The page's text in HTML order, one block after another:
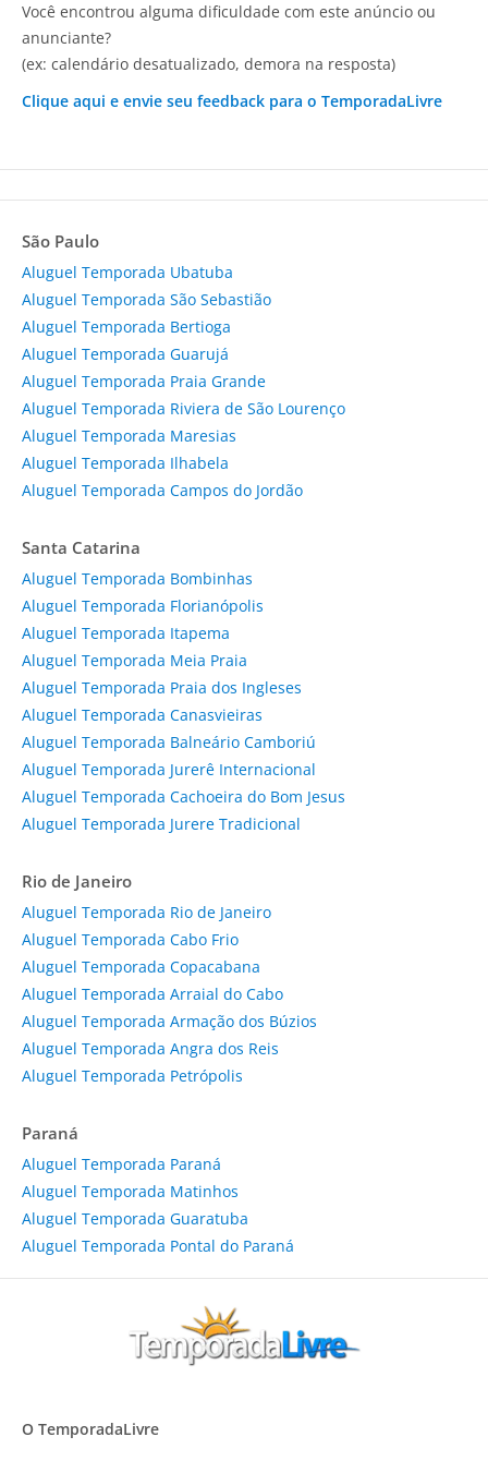
Você encontrou alguma dificuldade com este anúncio ou
anunciante?
(ex: calendário desatualizado, demora na resposta)
Clique aqui e envie seu feedback para o TemporadaLivre
São Paulo
Aluguel Temporada Ubatuba
Aluguel Temporada São Sebastião
Aluguel Temporada Bertioga
Aluguel Temporada Guarujá
Aluguel Temporada Praia Grande
Aluguel Temporada Riviera de São Lourenço
Aluguel Temporada Maresias
Aluguel Temporada Ilhabela
Aluguel Temporada Campos do Jordão
Santa Catarina
Aluguel Temporada Bombinhas
Aluguel Temporada Florianópolis
Aluguel Temporada Itapema
Aluguel Temporada Meia Praia
Aluguel Temporada Praia dos Ingleses
Aluguel Temporada Canasvieiras
Aluguel Temporada Balneário Camboriú
Aluguel Temporada Jurerê Internacional
Aluguel Temporada Cachoeira do Bom Jesus
Aluguel Temporada Jurere Tradicional
Rio de Janeiro
Aluguel Temporada Rio de Janeiro
Aluguel Temporada Cabo Frio
Aluguel Temporada Copacabana
Aluguel Temporada Arraial do Cabo
Aluguel Temporada Armação dos Búzios
Aluguel Temporada Angra dos Reis
Aluguel Temporada Petrópolis
Paraná
Aluguel Temporada Paraná
Aluguel Temporada Matinhos
Aluguel Temporada Guaratuba
Aluguel Temporada Pontal do Paraná
O TemporadaLivre